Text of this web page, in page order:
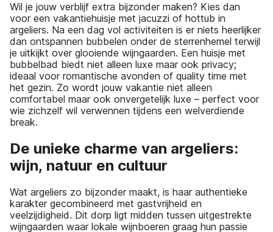
Wil je jouw verblijf extra bijzonder maken? Kies dan
voor een vakantiehuisje met jacuzzi of hottub in
argeliers. Na een dag vol activiteiten is er niets heerlijker
dan ontspannen bubbelen onder de sterrenhemel terwijl
je uitkijkt over glooiende wijngaarden. Een huisje met
bubbelbad biedt niet alleen luxe maar ook privacy;
ideaal voor romantische avonden of quality time met
het gezin. Zo wordt jouw vakantie niet alleen
comfortabel maar ook onvergetelijk luxe – perfect voor
wie zichzelf wil verwennen tijdens een welverdiende
break.
De unieke charme van argeliers:
wijn, natuur en cultuur
Wat argeliers zo bijzonder maakt, is haar authentieke
karakter gecombineerd met gastvrijheid en
veelzijdigheid. Dit dorp ligt midden tussen uitgestrekte
wijngaarden waar lokale wijnboeren graag hun passie